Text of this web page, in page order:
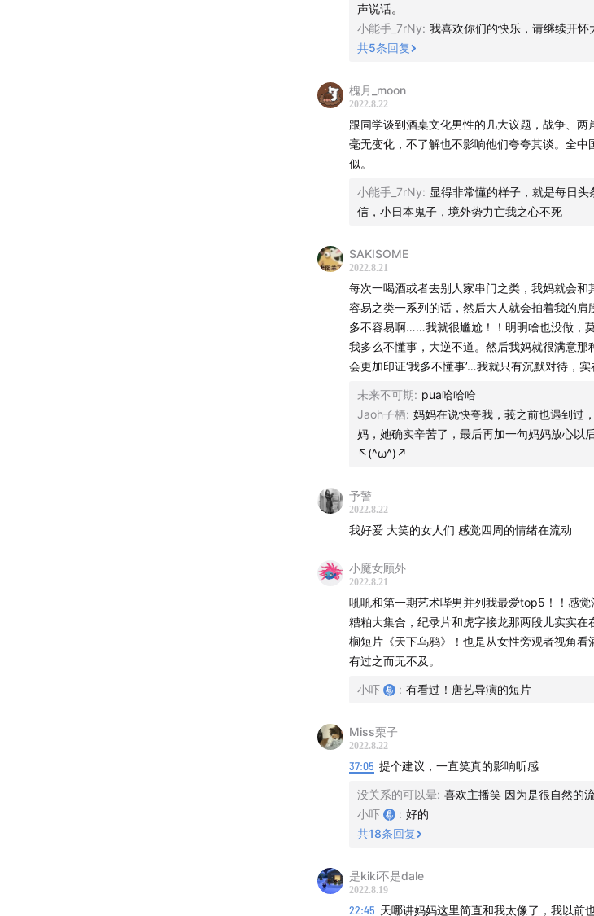
call back第一期：这场艺术幻觉的祭祀仪
48:23 非学术跑题：中国电影文化转向中的“酒”元
结尾主题性客套话
�‍️音乐
插曲《突然的自我》-伍佰
片尾曲《再度重相逢》-伍佰
�提及作品
1.电影《狗十三》-曹保平
2.小说《酒徒》-王安忆
4.纪录片《犴达罕》-顾桃
6.电影《祝福》-桑弧
7.电影《红高粱》-张艺谋
8.电影《三峡好人》-贾樟柯
9.电影《北京杂种》-张元
10.电影《苏州河》-娄烨
12.冯小刚作品
�‍️联系我们
声说话。
小能手_7rNy: 我喜欢你们的快乐，请继续开怀
共5条回复
槐月_moon
2022.8.22
跟同学谈到酒桌文化男性的几大议题，战争、
毫无变化，不了解也不影响他们夸夸其谈。全
似。
小能手_7rNy: 显得非常懂的样子，就是每日
信，小日本鬼子，境外势力亡我之心不死
SAKISOME
2022.8.21
每次一喝酒或者去别人家串门之类，我妈就会
容易之类一系列的话，然后大人就会拍着我的
多不容易啊……我就很尴尬！！明明啥也没做，
我多么不懂事，大逆不道。然后我妈就很满意
会更加印证‘我多不懂事’…我就只有沉默对待，
未来不可期: pua哈哈哈
Jaoh子栖: 妈妈在说快夸我，莪之前也遇到过
妈，她确实辛苦了，最后再加一句妈妈放心以
↖(^ω^)↗
予警
2022.8.22
我好爱 大笑的女人们 感觉四周的情绪在流动
小魔女顾外
2022.8.21
吼吼和第一期艺术哔男并列我最爱top5！！感
糟粕大集合，纪录片和虎字接龙那两段儿实实
榈短片《天下乌鸦》！也是从女性旁观者视角
有过之而无不及。
小吓 : 有看过！唐艺导演的短片
Miss栗子
2022.8.22
37:05 提个建议，一直笑真的影响听感
没关系的可以晕: 喜欢主播笑 因为是很自然的
小吓
: 好的
共18条回复
是kiki不是dale
2022.8.19
22:45 天哪讲妈妈这里简直和我太像了，我以前